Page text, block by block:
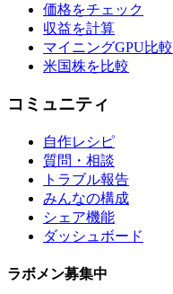
価格をチェック
収益を計算
マイニングGPU比較
米国株を比較
コミュニティ
自作レシピ
質問・相談
トラブル報告
みんなの構成
シェア機能
ダッシュボード
ラボメン募集中